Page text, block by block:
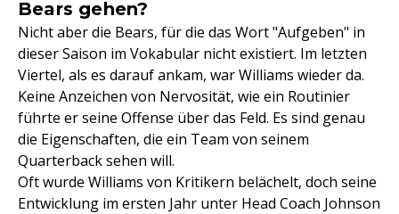
Bears gehen?
Nicht aber die Bears, für die das Wort "Aufgeben" in
dieser Saison im Vokabular nicht existiert. Im letzten
Viertel, als es darauf ankam, war Williams wieder da.
Keine Anzeichen von Nervosität, wie ein Routinier
führte er seine Offense über das Feld. Es sind genau
die Eigenschaften, die ein Team von seinem
Quarterback sehen will.
Oft wurde Williams von Kritikern belächelt, doch seine
Entwicklung im ersten Jahr unter Head Coach Johnson